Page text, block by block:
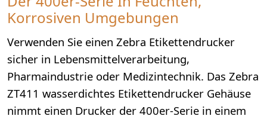
Korrosiven Umgebungen
Verwenden Sie einen Zebra Etikettendrucker
sicher in Lebensmittelverarbeitung,
Pharmaindustrie oder Medizintechnik. Das Zebra
ZT411 wasserdichtes Etikettendrucker Gehäuse
nimmt einen Drucker der 400er-Serie in einem